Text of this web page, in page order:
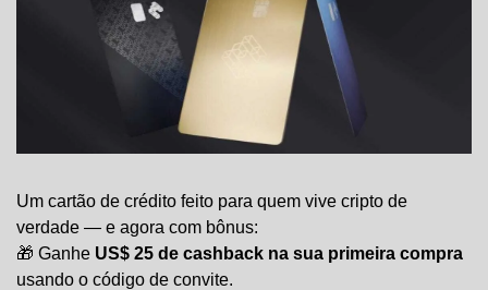
Um cartão de crédito feito para quem vive cripto de
verdade — e agora com bônus:
🎁 Ganhe US$ 25 de cashback na sua primeira compra
usando o código de convite.